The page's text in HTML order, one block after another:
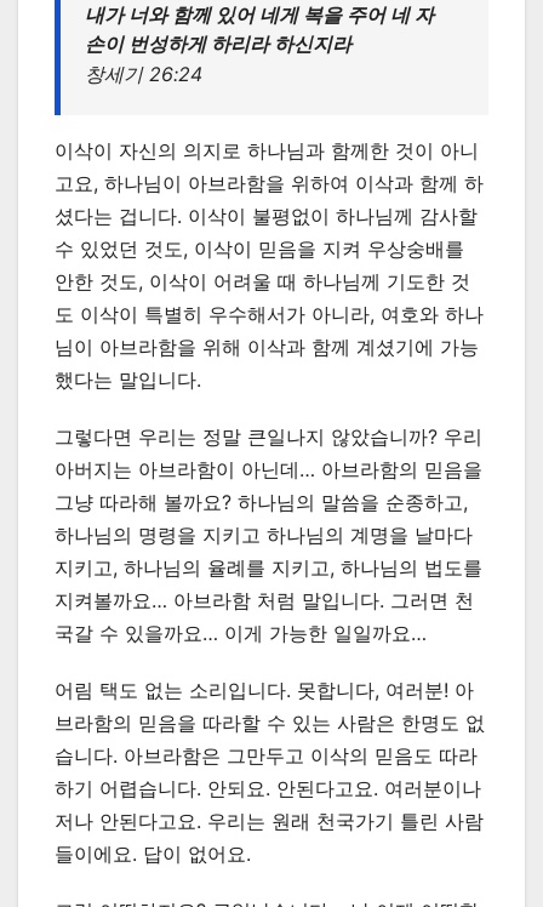
내가 너와 함께 있어 네게 복을 주어 네 자
손이 번성하게 하리라 하신지라
창세기 26:24
이삭이 자신의 의지로 하나님과 함께한 것이 아니
고요, 하나님이 아브라함을 위하여 이삭과 함께 하
셨다는 겁니다. 이삭이 불평없이 하나님께 감사할
수 있었던 것도, 이삭이 믿음을 지켜 우상숭배를
안한 것도, 이삭이 어려울 때 하나님께 기도한 것
도 이삭이 특별히 우수해서가 아니라, 여호와 하나
님이 아브라함을 위해 이삭과 함께 계셨기에 가능
했다는 말입니다.
그렇다면 우리는 정말 큰일나지 않았습니까? 우리
아버지는 아브라함이 아닌데… 아브라함의 믿음을
그냥 따라해 볼까요? 하나님의 말씀을 순종하고,
하나님의 명령을 지키고 하나님의 계명을 날마다
지키고, 하나님의 율례를 지키고, 하나님의 법도를
지켜볼까요… 아브라함 처럼 말입니다. 그러면 천
국갈 수 있을까요… 이게 가능한 일일까요…
어림 택도 없는 소리입니다. 못합니다, 여러분! 아
브라함의 믿음을 따라할 수 있는 사람은 한명도 없
습니다. 아브라함은 그만두고 이삭의 믿음도 따라
하기 어렵습니다. 안되요. 안된다고요. 여러분이나
저나 안된다고요. 우리는 원래 천국가기 틀린 사람
들이에요. 답이 없어요.